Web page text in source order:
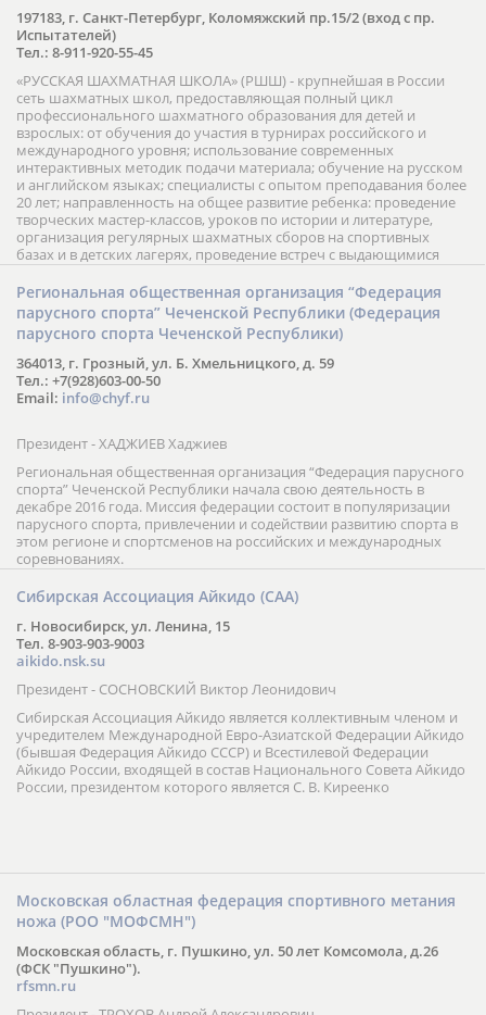
197183, г. Санкт-Петербург, Коломяжский пр.15/2 (вход с пр.
Испытателей)
Тел.: 8-911-920-55-45
«РУССКАЯ ШАХМАТНАЯ ШКОЛА» (РШШ) - крупнейшая в России
сеть шахматных школ, предоставляющая полный цикл
профессионального шахматного образования для детей и
взрослых: от обучения до участия в турнирах российского и
международного уровня; использование современных
интерактивных методик подачи материала; обучение на русском
и английском языках; специалисты с опытом преподавания более
20 лет; направленность на общее развитие ребенка: проведение
творческих мастер-классов, уроков по истории и литературе,
организация регулярных шахматных сборов на спортивных
базах и в детских лагерях, проведение встреч с выдающимися
шахматистами; корпоративное обучение; онлайн обучение в
форме вебинаров и индивидуальных занятий, круглые столы
российских и международных тренеров, организация фестивалей;
онлайн трансляция мероприятий и турниров.
Региональная общественная организация “Федерация
парусного спорта” Чеченской Республики (Федерация
парусного спорта Чеченской Республики)
364013, г. Грозный, ул. Б. Хмельницкого, д. 59
Тел.: +7(928)603-00-50
Email: info@chyf.ru
Президент - ХАДЖИЕВ Хаджиев
Региональная общественная организация “Федерация парусного
спорта” Чеченской Республики начала свою деятельность в
декабре 2016 года. Миссия федерации состоит в популяризации
парусного спорта, привлечении и содействии развитию спорта в
этом регионе и спортсменов на российских и международных
соревнованиях.
Сибирская Ассоциация Айкидо (САА)
г. Новосибирск, ул. Ленина, 15
Тел. 8-903-903-9003
aikido.nsk.su
Президент - СОСНОВСКИЙ Виктор Леонидович
Сибирская Ассоциация Айкидо является коллективным членом и
учредителем Международной Евро-Азиатской Федерации Айкидо
(бывшая Федерация Айкидо СССР) и Всестилевой Федерации
Айкидо России, входящей в состав Национального Совета Айкидо
России, президентом которого является С. В. Киреенко
Московская областная федерация спортивного метания
ножа (РОО "МОФСМН")
Московская область, г. Пушкино, ул. 50 лет Комсомола, д.26
(ФСК "Пушкино").
rfsmn.ru